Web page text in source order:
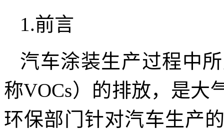
1.前言
汽车涂装生产过程中
称VOCs）的排放，是大
环保部门针对汽车生产